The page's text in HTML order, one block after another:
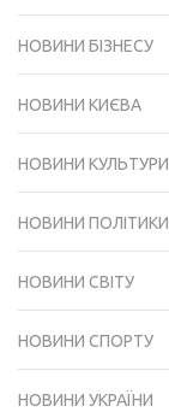
НОВИНИ БІЗНЕСУ
НОВИНИ КИЄВА
НОВИНИ КУЛЬТУРИ
НОВИНИ ПОЛІТИКИ
НОВИНИ СВІТУ
НОВИНИ СПОРТУ
НОВИНИ УКРАЇНИ